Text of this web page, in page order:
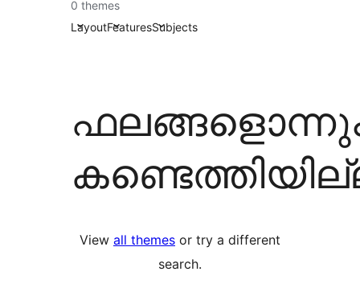
0 themes
LayoutFeaturesSubjects
View all themes or try a different
search.